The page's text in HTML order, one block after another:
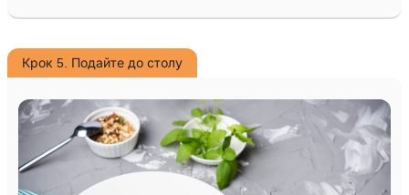
Крок 5. Подайте до столу